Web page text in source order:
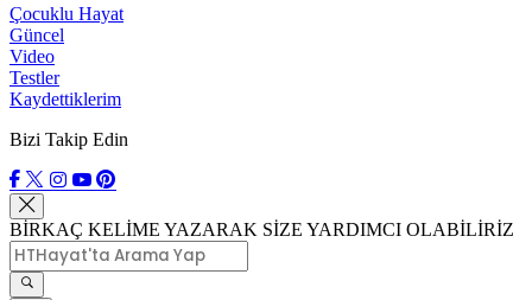
Çocuklu Hayat
Güncel
Video
Testler
Kaydettiklerim
Bizi Takip Edin
BİRKAÇ KELİME YAZARAK SİZE YARDIMCI OLABİLİRİZ